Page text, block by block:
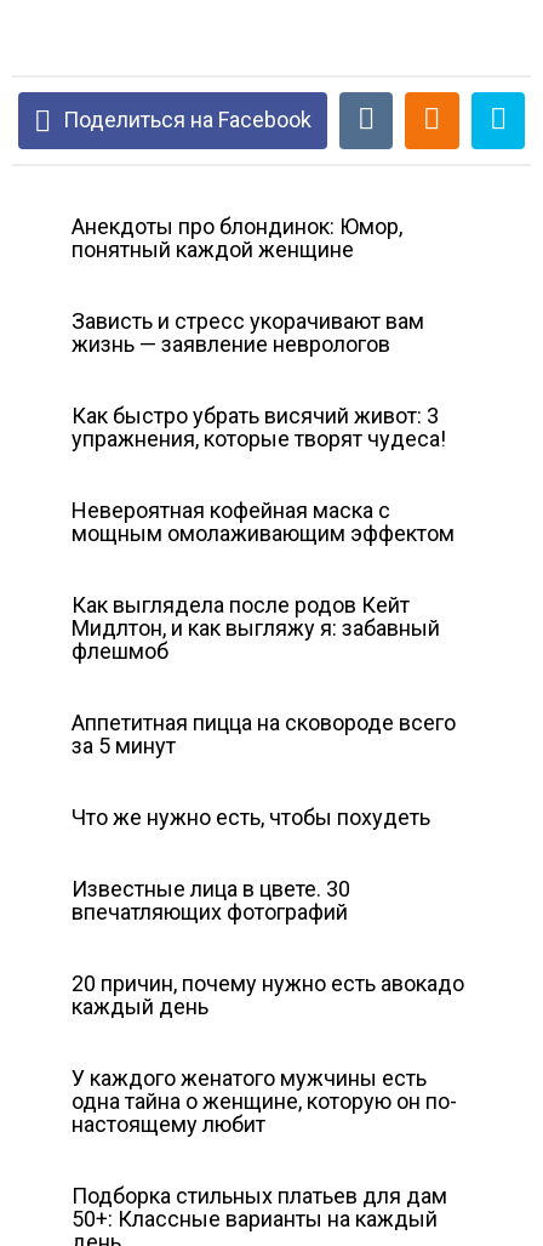
Поделиться на Facebook
Анекдоты про блондинок: Юмор,
понятный каждой женщине
Зависть и стресс укорачивают вам
жизнь — заявление неврологов
Как быстро убрать висячий живот: 3
упражнения, которые творят чудеса!
Невероятная кофейная маска с
мощным омолаживающим эффектом
Как выглядела после родов Кейт
Мидлтон, и как выгляжу я: забавный
флешмоб
Аппетитная пицца на сковороде всего
за 5 минут
Что же нужно есть, чтобы похудеть
Известные лица в цвете. 30
впечатляющих фотографий
20 причин, почему нужно есть авокадо
каждый день
У каждого женатого мужчины есть
одна тайна о женщине, которую он по-
настоящему любит
Подборка стильных платьев для дам
50+: Классные варианты на каждый